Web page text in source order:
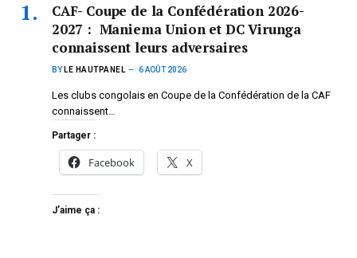
CAF- Coupe de la Confédération 2026-
2027 : Maniema Union et DC Virunga
connaissent leurs adversaires
BY LE HAUTPANEL 6 AOÛT 2026
Les clubs congolais en Coupe de la Confédération de la CAF
connaissent…
Partager :
Facebook X
J’aime ça :